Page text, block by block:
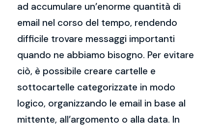
ad accumulare un’enorme quantità di
email nel corso del tempo, rendendo
difficile trovare messaggi importanti
quando ne abbiamo bisogno. Per evitare
ciò, è possibile creare cartelle e
sottocartelle categorizzate in modo
logico, organizzando le email in base al
mittente, all’argomento o alla data. In